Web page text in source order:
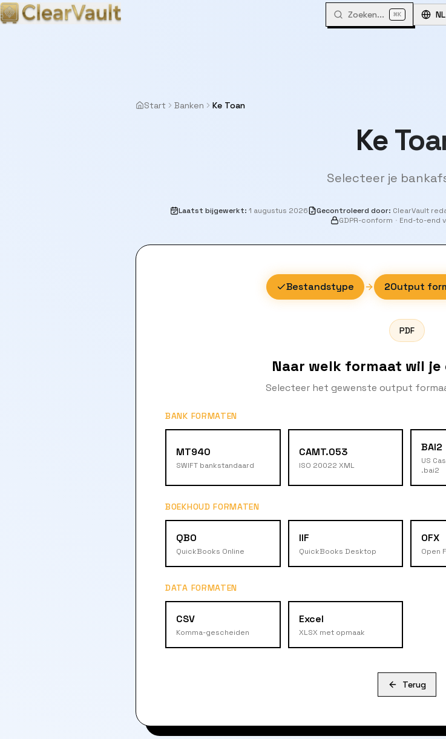
Zoeken... ⌘K NL
Start Banken Ke Toan
Ke
Selecteer je
Laatst bijgewerkt: 1 augustus 2026 Gecontroleerd door: ClearVault
GDPR-conform · End-to-end
Bestandstype 2Output
PDF
Naar welk formaat wil
Selecteer het gewenste output
BANK FORMATEN
MT940
SWIFT bankstandaard
CAMT.053
ISO 20022 XML
BAI2
US
.bai2
BOEKHOUD FORMATEN
QBO
QuickBooks Online
IIF
QuickBooks Desktop
OFX
Open
DATA FORMATEN
CSV
Komma-gescheiden
Excel
XLSX met opmaak
Terug